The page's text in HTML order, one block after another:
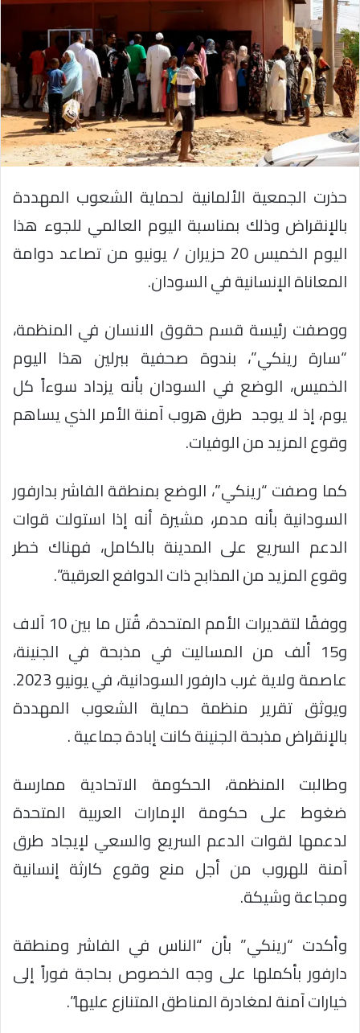
حذرت الجمعية الألمانية لحماية الشعوب المهددة
بالإنقراض وذلك بمناسبة اليوم العالمي للجوء هذا
اليوم الخميس 20 حزيران / يونيو من تصاعد دوامة
المعاناة الإنسانية في السودان.
ووصفت رئيسة قسم حقوق الانسان في المنظمة،
“سارة رينكي”، بندوة صحفية ببرلين هذا اليوم
الخميس، الوضع في السودان بأنه يزداد سوءاً كل
يوم، إذ لا يوجد طرق هروب آمنة الأمر الذي يساهم
وقوع المزيد من الوفيات.
كما وصفت “رينكي”، الوضع بمنطقة الفاشر بدارفور
السودانية بأنه مدمر، مشيرة أنه إذا استولت قوات
الدعم السريع على المدينة بالكامل، فهناك خطر
وقوع المزيد من المذابح ذات الدوافع العرقية”.
ووفقًا لتقديرات الأمم المتحدة، قُتل ما بين 10 آلاف
و15 ألف من المساليت في مذبحة في الجنينة،
عاصمة ولاية غرب دارفور السودانية، في يونيو 2023.
ويوثق تقرير منظمة حماية الشعوب المهددة
بالإنقراض مذبحة الجنينة كانت إبادة جماعية .
وطالبت المنظمة، الحكومة الاتحادية ممارسة
ضغوط على حكومة الإمارات العربية المتحدة
لدعمها لقوات الدعم السريع والسعي لإيجاد طرق
آمنة للهروب من أجل منع وقوع كارثة إنسانية
ومجاعة وشيكة.
وأكدت “رينكي” بأن “الناس في الفاشر ومنطقة
دارفور بأكملها على وجه الخصوص بحاجة فوراً إلى
خيارات آمنة لمغادرة المناطق المتنازع عليها”.